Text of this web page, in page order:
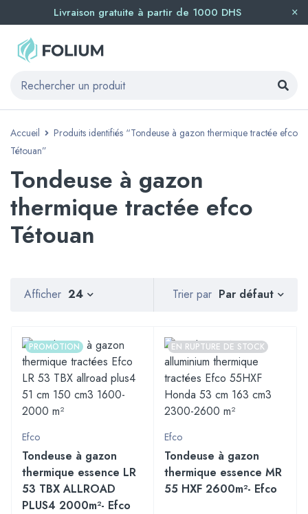
Livraison gratuite à partir de 1000 DHS
Accueil
Produits identifiés “Tondeuse à gazon thermique tractée efco
Tétouan”
Tondeuse à gazon
thermique tractée efco
Tétouan
Trier par Par défaut
Afficher 24
PROMOTION
Efco
Tondeuse à gazon
thermique essence LR
53 TBX ALLROAD
PLUS4 2000m²- Efco
EN RUPTURE DE STOCK
Efco
Tondeuse à gazon
thermique essence MR
55 HXF 2600m²- Efco